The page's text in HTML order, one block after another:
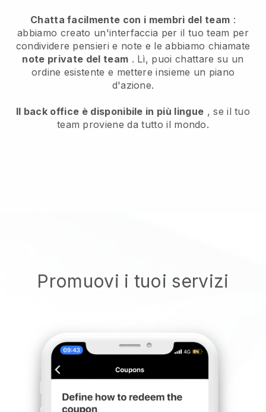
Chatta facilmente con i membri del team :
abbiamo creato un'interfaccia per il tuo team per
condividere pensieri e note e le abbiamo chiamate
note private del team . Lì, puoi chattare su un
ordine esistente e mettere insieme un piano
d'azione.
Il back office è disponibile in più lingue , se il tuo
team proviene da tutto il mondo.
Promuovi i tuoi servizi